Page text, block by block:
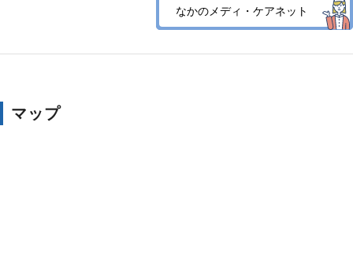
なかのメディ・ケアネット
マップ